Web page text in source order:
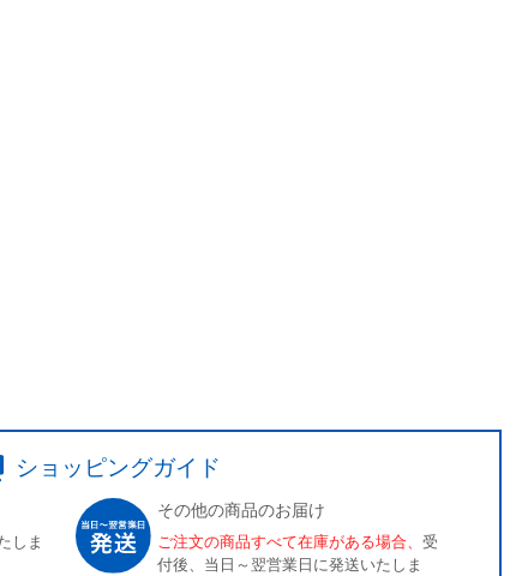
ショッピングガイド
しま
その他の商品のお届け
ご注文の商品すべて在庫がある場合、 受
付後、当日～翌営業日に発送いたしま